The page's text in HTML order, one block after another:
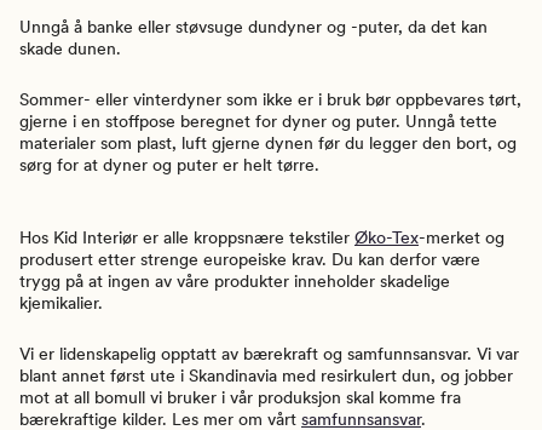
Unngå å banke eller støvsuge dundyner og -puter, da det kan
skade dunen.
Sommer- eller vinterdyner som ikke er i bruk bør oppbevares tørt,
gjerne i en stoffpose beregnet for dyner og puter. Unngå tette
materialer som plast, luft gjerne dynen før du legger den bort, og
sørg for at dyner og puter er helt tørre.
Hos Kid Interiør er alle kroppsnære tekstiler Øko-Tex-merket og
produsert etter strenge europeiske krav. Du kan derfor være
trygg på at ingen av våre produkter inneholder skadelige
kjemikalier.
Vi er lidenskapelig opptatt av bærekraft og samfunnsansvar. Vi var
blant annet først ute i Skandinavia med resirkulert dun, og jobber
mot at all bomull vi bruker i vår produksjon skal komme fra
bærekraftige kilder. Les mer om vårt samfunnsansvar.